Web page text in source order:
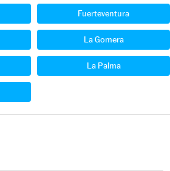
Fuerteventura
La Gomera
La Palma